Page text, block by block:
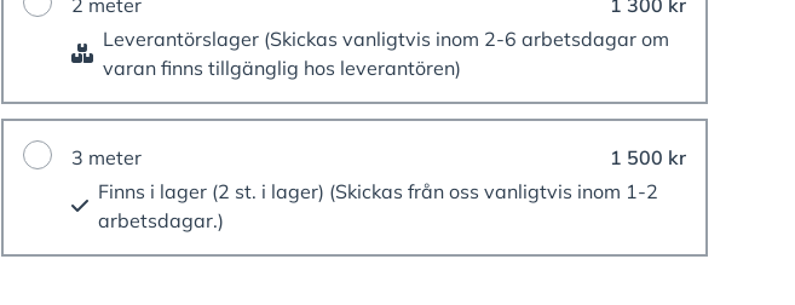
2 meter
1 300 kr
Leverantörslager (Skickas vanligtvis inom 2-6 arbetsdagar om
varan finns tillgänglig hos leverantören)
3 meter
1 500 kr
Finns i lager (2 st. i lager) (Skickas från oss vanligtvis inom 1-2
arbetsdagar.)